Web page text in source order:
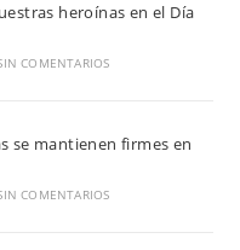
heroínas en el Día
COMENTARIOS
se mantienen firmes en
COMENTARIOS